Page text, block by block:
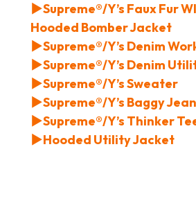
▶Supreme®/Y’s Faux Fur
Hooded Bomber Jacket
▶Supreme®/Y’s Denim
▶Supreme®/Y’s Denim
▶Supreme®/Y’s Sweater
▶Supreme®/Y’s Baggy Jean
▶Supreme®/Y’s Thinker
▶Hooded Utility Jacket